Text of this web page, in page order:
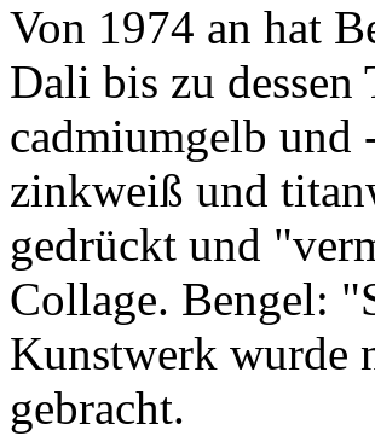
Von 1974 an hat
Dali bis zu dessen
cadmiumgelb und
zinkweiß und
gedrückt und
Collage. Bengel:
Kunstwerk wurde
gebracht.